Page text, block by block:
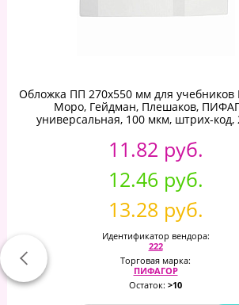
Обложка ПП 270х550 мм для учебников
Моро, Гейдман, Плешаков,
универсальная, 100 мкм, штрих-код,
11.82 руб.
12.46 руб.
13.28 руб.
Идентификатор вендора:
222
Торговая марка:
ПИФАГОР
Остаток: >10